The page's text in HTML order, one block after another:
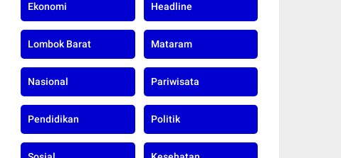
Ekonomi Headline
Lombok Barat Mataram
Nasional Pariwisata
Pendidikan Politik